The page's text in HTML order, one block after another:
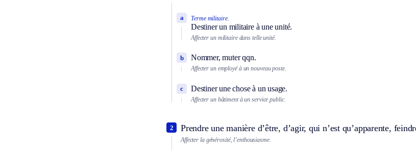
Terme militaire.
Destiner un militaire à une unité.
a
Affecter un militaire dans telle unité.
Nommer, muter qqn.
b
Affecter un employé à un nouveau poste.
Destiner une chose à un usage.
c
Affecter un bâtiment à un service public.
Prendre une manière d’être, d’agir, qui n’est qu’apparente,
2
Affecter la générosité, l’enthousiasme.